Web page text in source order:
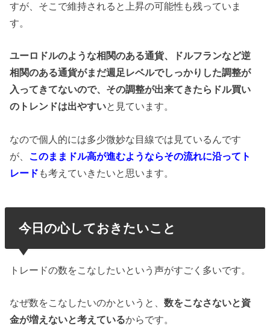
すが、そこで維持されると上昇の可能性も残っていま
す。
ユーロドルのような相関のある通貨、ドルフランなど逆
相関のある通貨がまだ週足レベルでしっかりした調整が
入ってきてないので、その調整が出来てきたらドル買い
のトレンドは出やすいと見ています。
なので個人的には多少微妙な目線では見ているんです
が、 このままドル高が進むようならその流れに沿ってト
レード も考えていきたいと思います。
今日の心しておきたいこと
トレードの数をこなしたいという声がすごく多いです。
なぜ数をこなしたいのかというと、数をこなさないと資
金が増えないと考えているからです。